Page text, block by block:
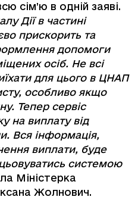
сім’ю в одній заяві.
Дії в частині
прискорить та
допомоги
осіб. Не всі
для цього в ЦНАП
особливо якщо
Тепер сервіс
на виплату від
Вся інформація,
виплати, буде
системою
Міністерка
Жолнович.